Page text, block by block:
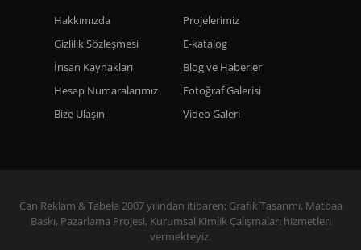
Hakkımızda
Gizlilik Sözleşmesi
İnsan Kaynakları
Hesap Numaralarımız
Bize Ulaşın
Projelerimiz
E-katalog
Blog ve Haberler
Fotoğraf Galerisi
Video Galeri
Can Reklam & Tabela 2007 yılından itibaren; Grafik Tasarımı, Matbaa
Baskı, Pazarlama Projesi, Kurumsal Kimlik Çalışmaları hizmetleri
vermekteyiz.